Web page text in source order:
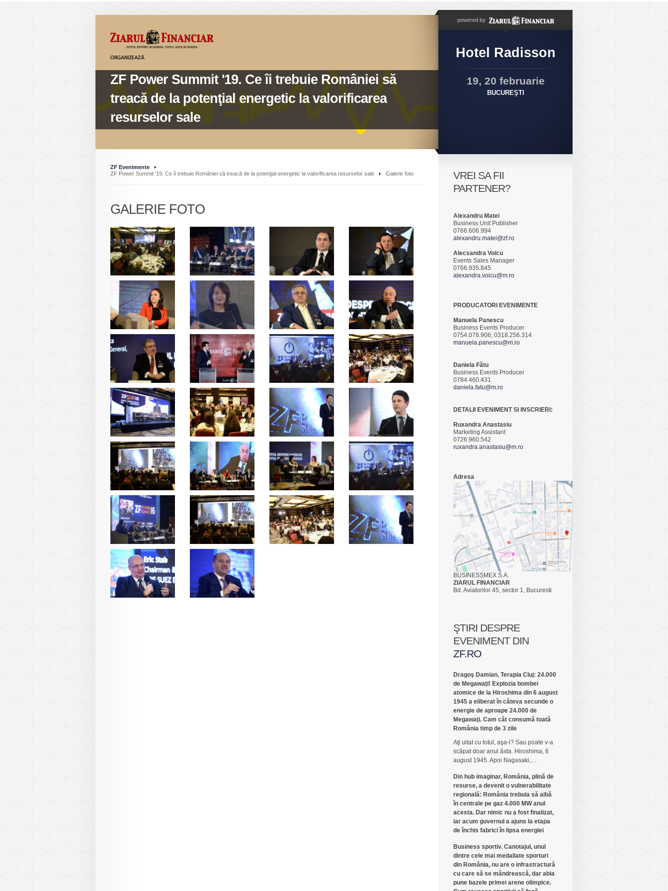
ZF Power Summit '19. Ce îi trebuie României să
treacă de la potenţial energetic la valorificarea
resurselor sale
powered by
Hotel Radisson
19, 20 februarie
BUCUREŞTI
ZF Evenimente
ZF Power Summit '19. Ce îi trebuie României să treacă de la potenţial energetic la valorificarea resurselor sale
Galerie foto
GALERIE FOTO
VREI SA FII
PARTENER?
Alexandru Matei
Business Unit Publisher
0766.606.994
alexandru.matei@zf.ro
Alecsandra Voicu
Events Sales Manager
0766.935.845
alexandra.voicu@m.ro
PRODUCATORI EVENIMENTE
Manuela Panescu
Business Events Producer
0754.078.906; 0318.256.314
manuela.panescu@m.ro
Daniela Fătu
Business Events Producer
0784 460.431
daniela.fatu@m.ro
DETALII EVENIMENT SI INSCRIERI:
Ruxandra Anastasiu
Marketing Assistant
0726.960.542
ruxandra.anastasiu@m.ro
Adresa
BUSINESSMEX S.A.
ZIARUL FINANCIAR
Bd. Aviatorilor 45, sector 1, Bucuresti
ŞTIRI DESPRE
EVENIMENT DIN
ZF.RO
Dragoş Damian, Terapia Cluj: 24.000
de Megawaţi! Explozia bombei
atomice de la Hiroshima din 6 august
1945 a eliberat în câteva secunde o
energie de aproape 24.000 de
Megawaţi. Cam cât consumă toată
România timp de 3 zile
Aţi uitat cu totul, aşa-i? Sau poate v-a
scăpat doar anul ăsta. Hiroshima, 6
august 1945. Apoi Nagasaki,…
Din hub imaginar, România, plină de
resurse, a devenit o vulnerabilitate
regională: România trebuia să aibă
în centrale pe gaz 4.000 MW anul
acesta. Dar nimic nu a fost finalizat,
iar acum guvernul a ajuns la etapa
de închis fabrici în lipsa energiei
Business sportiv. Canotajul, unul
dintre cele mai medaliate sporturi
din România, nu are o infrastractură
cu care să se mândrească, dar abia
pune bazele primei arene olimpice.